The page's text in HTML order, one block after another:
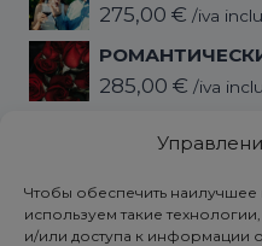
Чтобы обеспечить
используем такие
и/или доступа к информации
275,00 € /iva
285,00 € /iva
345,00 €
Политика